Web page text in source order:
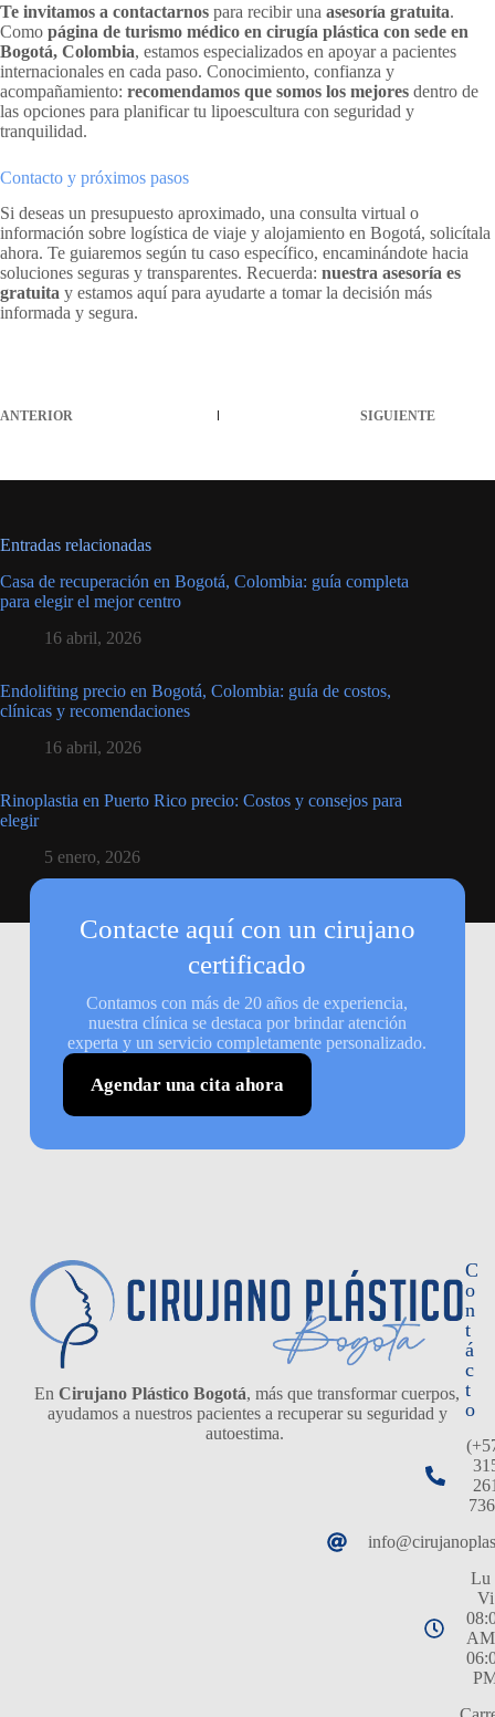
Te invitamos a contactarnos para recibir una asesoría gratuita.
Como página de turismo médico en cirugía plástica con sede en
Bogotá, Colombia, estamos especializados en apoyar a pacientes
internacionales en cada paso. Conocimiento, confianza y
acompañamiento: recomendamos que somos los mejores dentro de
las opciones para planificar tu lipoescultura con seguridad y
tranquilidad.
Contacto y próximos pasos
Si deseas un presupuesto aproximado, una consulta virtual o
información sobre logística de viaje y alojamiento en Bogotá, solicítala
ahora. Te guiaremos según tu caso específico, encaminándote hacia
soluciones seguras y transparentes. Recuerda: nuestra asesoría es
gratuita y estamos aquí para ayudarte a tomar la decisión más
informada y segura.
ANTERIOR SIGUIENTE
Entradas relacionadas
Casa de recuperación en Bogotá, Colombia: guía completa
para elegir el mejor centro
16 abril, 2026
Endolifting precio en Bogotá, Colombia: guía de costos,
clínicas y recomendaciones
16 abril, 2026
Rinoplastia en Puerto Rico precio: Costos y consejos para
elegir
5 enero, 2026
Contacte aquí con un cirujano
certificado
Contamos con más de 20 años de experiencia,
nuestra clínica se destaca por brindar atención
experta y un servicio completamente personalizado.
Agendar una cita ahora
En Cirujano Plástico Bogotá, más que transformar cuerpos,
ayudamos a nuestros pacientes a recuperar su seguridad y
autoestima.
C
o
n
t
á
c
t
o
Lu
Vi